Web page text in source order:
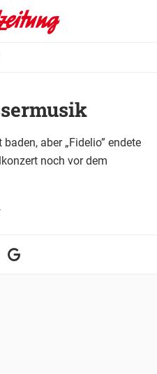
aber „Fidelio” endete
noch vor dem